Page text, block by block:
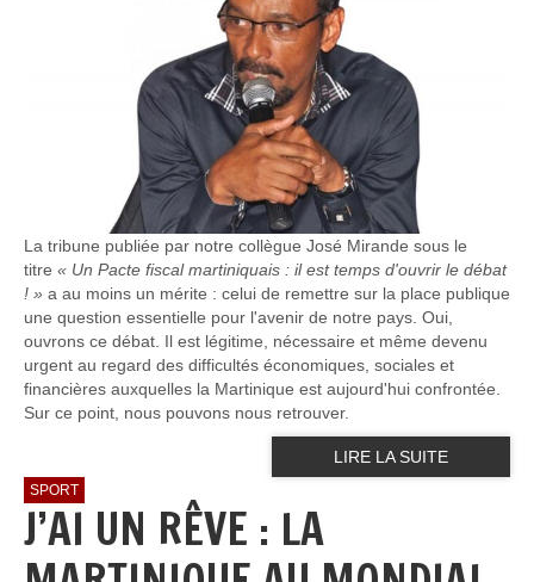
La tribune publiée par notre collègue José Mirande sous le
titre « Un Pacte fiscal martiniquais : il est temps d'ouvrir le débat
! » a au moins un mérite : celui de remettre sur la place publique
une question essentielle pour l'avenir de notre pays. Oui,
ouvrons ce débat. Il est légitime, nécessaire et même devenu
urgent au regard des difficultés économiques, sociales et
financières auxquelles la Martinique est aujourd'hui confrontée.
Sur ce point, nous pouvons nous retrouver.
LIRE LA SUITE
SPORT
J’AI UN RÊVE : LA